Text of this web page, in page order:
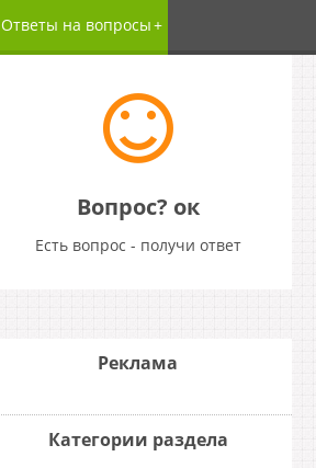
Ответы на вопросы
Вопрос? ок
Есть вопрос - получи ответ
Реклама
Категории раздела